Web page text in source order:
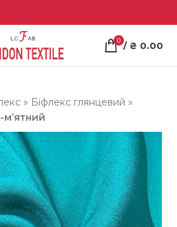
0 / ₴ 0.00
» Біфлекс глянцевий »
м’ятний